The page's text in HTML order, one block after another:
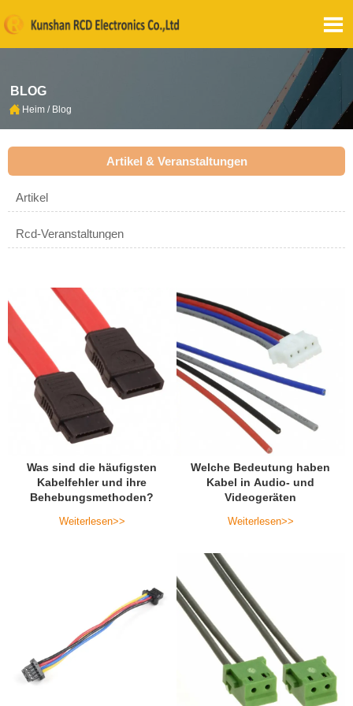

BLOG
 Heim / Blog
Artikel & Veranstaltungen
Artikel
Rcd-Veranstaltungen
Was sind die häufigsten
Kabelfehler und ihre
Behebungsmethoden?
Weiterlesen>>
Welche Bedeutung haben
Kabel in Audio- und
Videogeräten
Weiterlesen>>